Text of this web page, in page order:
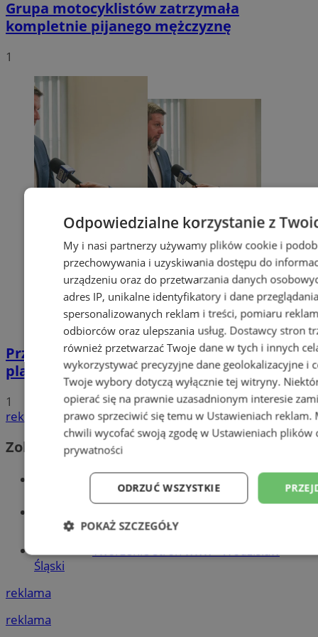
Grupa motocyklistów zatrzymała
kompletnie pijanego mężczyznę
1
Przyszłość Wodzisławia Śląskiego:
planowane inwestycje na 2025 rok
1
reklama
Zobacz również
Wiadomości kryminalne w Wodzisławiu
Śląski
reklama
reklama
Odpowiedzialne korzystanie z
My i nasi partnerzy używamy plików cookie i
przechowywania i uzyskiwania dostępu do
urządzeniu oraz do przetwarzania danych
adres IP, unikalne identyfikatory i dane
spersonalizowanych reklam i treści, pomiaru
odbiorców oraz ulepszania usług. Dostawcy stron
również przetwarzać Twoje dane w tych i innych
wykorzystywać precyzyjne dane geolokalizacyjne i
Twoje wybory dotyczą wyłącznie tej witryny.
opierać się na prawnie uzasadnionym interesie
prawo sprzeciwić się temu w Ustawieniach reklam.
chwili wycofać swoją zgodę w Ustawieniach plików
prywatności
ODRZUĆ WSZYSTKIE
POKAŻ SZCZEGÓŁY
Niezbędne Wydajność